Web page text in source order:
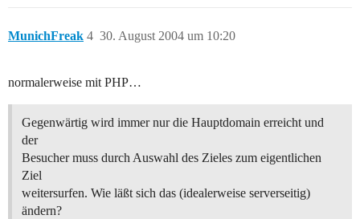
MunichFreak 30. August 2004 um 10:20
4
normalerweise mit PHP…
Gegenwärtig wird immer nur die Hauptdomain erreicht und
der
Besucher muss durch Auswahl des Zieles zum eigentlichen
Ziel
weitersurfen. Wie läßt sich das (idealerweise serverseitig)
ändern?